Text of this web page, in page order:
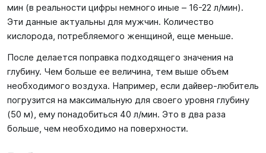
мин (в реальности цифры немного иные – 16-22 л/мин).
Эти данные актуальны для мужчин. Количество
кислорода, потребляемого женщиной, еще меньше.
После делается поправка подходящего значения на
глубину. Чем больше ее величина, тем выше объем
необходимого воздуха. Например, если дайвер-любитель
погрузится на максимальную для своего уровня глубину
(50 м), ему понадобиться 40 л/мин. Это в два раза
больше, чем необходимо на поверхности.